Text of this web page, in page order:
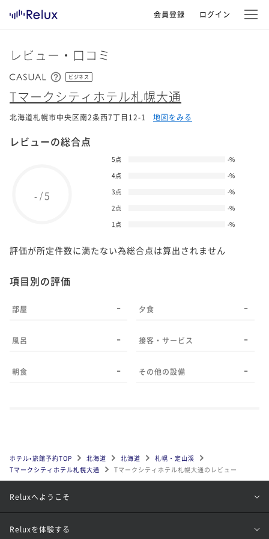
会員登録 ログイン
レビュー・口コミ
ビジネス
Tマークシティホテル札幌大通
北海道札幌市中央区南2条西7丁目12-1 地図をみる
レビューの総合点
- /5
5点 -%
4点
-%
3点
-%
2点
-%
1点
-%
評価が所定件数に満たない為総合点は算出されません
項目別の評価
部屋 -
風呂 -
朝食 -
夕食 -
接客・サービス -
その他の設備 -
ホテル•旅館予約TOP 北海道 北海道
札幌・定山渓
Tマークシティホテル札幌大通
Tマークシティホテル札幌大通のレビュー
Reluxへようこそ
Reluxを体験する